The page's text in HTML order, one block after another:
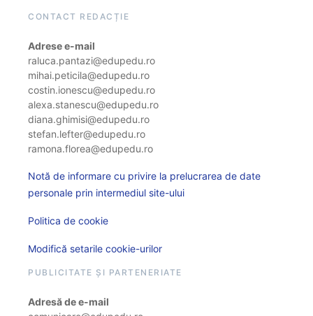
CONTACT REDACȚIE
Adrese e-mail
raluca.pantazi@edupedu.ro
mihai.peticila@edupedu.ro
costin.ionescu@edupedu.ro
alexa.stanescu@edupedu.ro
diana.ghimisi@edupedu.ro
stefan.lefter@edupedu.ro
ramona.florea@edupedu.ro
Notă de informare cu privire la prelucrarea de date
personale prin intermediul site-ului
Politica de cookie
Modifică setarile cookie-urilor
PUBLICITATE ȘI PARTENERIATE
Adresă de e-mail